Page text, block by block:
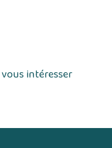
intéresser